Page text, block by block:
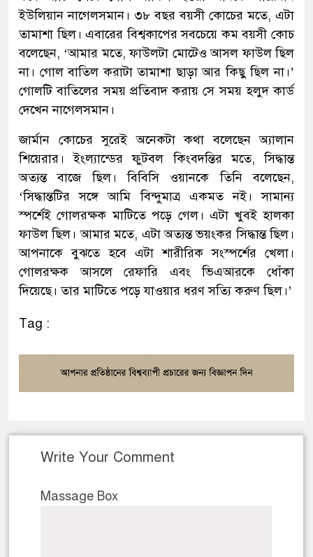
ইউলিয়ান নাগেলসমান। ৩৮ বছর বয়সী কোচের মতে, এটা
তামাশা ছিল। এবারের বিশ্বকাপের সবচেয়ে কম বয়সী কোচ
বলেছেন, ‘আমার মতে, ফাউলটা মোটেও আসল ফাউল ছিল
না। গোল বাতিল করাটা তামাশা ছাড়া আর কিছু ছিল না।’
গোলটি বাতিলের সময় প্রতিবাদ করায় সে সময় হলুদ কার্ড
দেখেন নাগেলসমান।
জার্মান কোচের সুরেই অনেকটা কথা বলেছেন অ্যালান
শিয়েরার। ইংল্যান্ডের ফুটবল কিংবদন্তির মতে, সিদ্ধান্ত
অত্যন্ত বাজে ছিল। বিবিসি ওয়ানকে তিনি বলেছেন,
‘সিদ্ধান্তটির সঙ্গে আমি বিন্দুমাত্র একমত নই। সামান্য
স্পর্শেই গোলরক্ষক মাটিতে পড়ে গেল। এটা খুবই হালকা
ফাউল ছিল। আমার মতে, এটা অত্যন্ত ভয়ংকর সিদ্ধান্ত ছিল।
আপনাকে বুঝতে হবে এটা শারীরিক সংস্পর্শের খেলা।
গোলরক্ষক আসলে রেফারি এবং ভিএআরকে ধোঁকা
দিয়েছে। তার মাটিতে পড়ে যাওয়ার ধরণ সত্যি করুণ ছিল।’
Tag :
Write Your Comment
Massage Box